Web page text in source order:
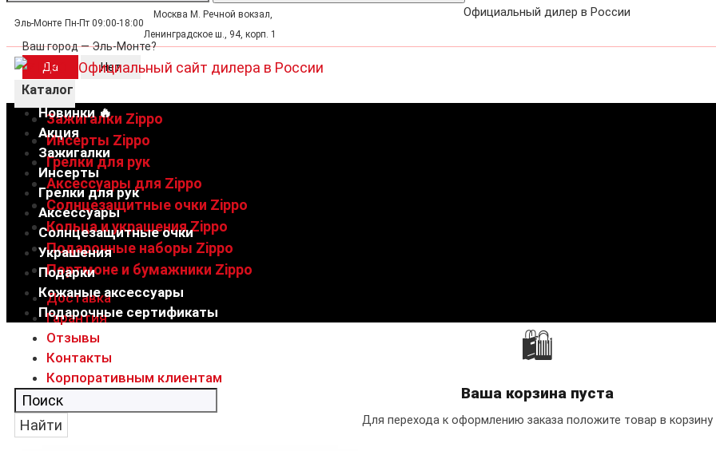
Эль-Монте
Ваш город —Эль-Монте?
Пн-Пт 09:00-18:00
Москва М. Речной вокзал,
Ленинградское ш., 94, корп. 1
Официальный дилер в России
Каталог
Зажигалки Zippo
Инсерты Zippo
Грелки для рук
Аксессуары для Zippo
Солнцезащитные очки Zippo
Кольца и украшения Zippo
Подарочные наборы Zippo
Портмоне и бумажники Zippo
Доставка
Гарантия
Отзывы
Контакты
Корпоративным клиентам
Найти
Новинки 🔥
Акция
Зажигалки
Инсерты
Грелки для рук
Аксессуары
Солнцезащитные очки
Украшения
Подарки
Кожаные аксессуары
Подарочные сертификаты
🛍
Ваша корзина пуста
Для перехода к оформлению заказа положите товар в корзину